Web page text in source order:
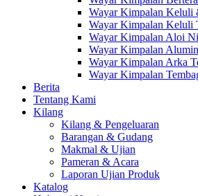
Wayar Kimpalan Keluli
Wayar Kimpalan Keluli
Wayar Kimpalan Aloi
Wayar Kimpalan
Wayar Kimpalan Arka
Wayar Kimpalan
Berita
Tentang Kami
Kilang
Kilang & Pengeluaran
Barangan & Gudang
Makmal & Ujian
Pameran & Acara
Laporan Ujian Produk
Katalog